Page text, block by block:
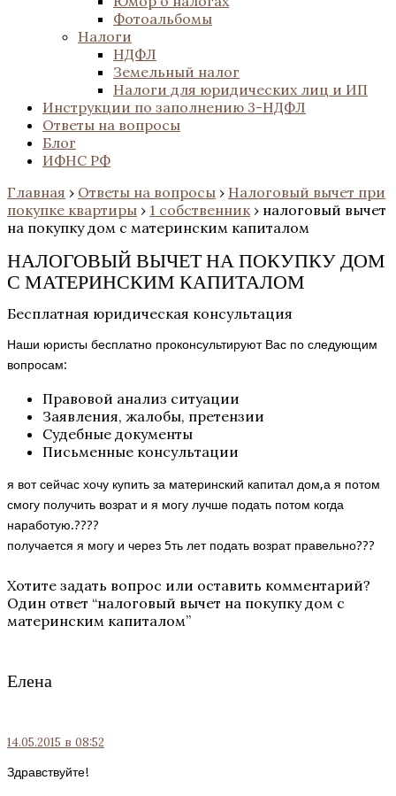
Фотоальбомы
Налоги
НДФЛ
Земельный налог
Налоги для юридических лиц и ИП
Инструкции по заполнению 3-НДФЛ
Ответы на вопросы
Блог
ИФНС РФ
Главная › Ответы на вопросы › Налоговый вычет при
покупке квартиры › 1 собственник › налоговый вычет
на покупку дом с материнским капиталом
НАЛОГОВЫЙ ВЫЧЕТ НА ПОКУПКУ ДОМ
С МАТЕРИНСКИМ КАПИТАЛОМ
Бесплатная юридическая консультация
Наши юристы бесплатно проконсультируют Вас по следующим
вопросам:
Правовой анализ ситуации
Заявления, жалобы, претензии
Судебные документы
Письменные консультации
я вот сейчас хочу купить за материнский капитал дом,а я потом
смогу получить возрат и я могу лучше подать потом когда
наработую.????
получается я могу и через 5ть лет подать возрат правельно???
Хотите задать вопрос или оставить комментарий?
Один ответ “налоговый вычет на покупку дом с
материнским капиталом”
Елена
14.05.2015 в 08:52
Здравствуйте!